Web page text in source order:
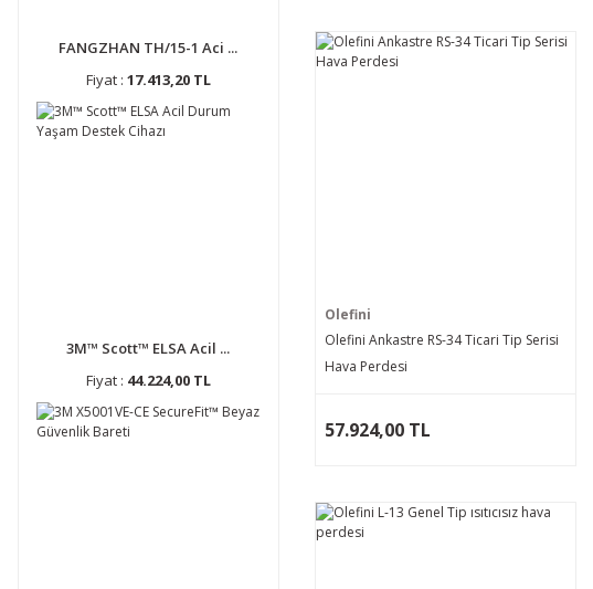
FANGZHAN TH/15-1 Aci ...
Fiyat : 17.413,20 TL
3M™ Scott™ ELSA Acil ...
Fiyat : 44.224,00 TL
Olefini
Olefini Ankastre RS-34 Ticari Tip Serisi
Hava Perdesi
57.924,00 TL